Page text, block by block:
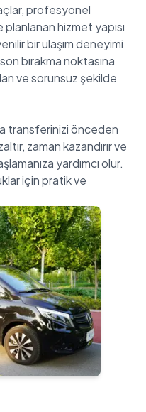
profesyonel
hizmet yapısı
bir ulaşım deneyimi
bırakma noktasına
ve sorunsuz şekilde
transferinizi önceden
zaman kazandırır ve
yardımcı olur.
için pratik ve